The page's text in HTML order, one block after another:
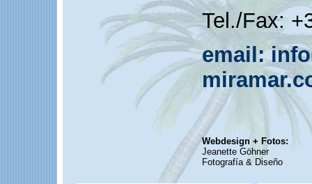
Tel./Fax:
email:
Webdesign + Fotos:
Jeanette Göhner
Fotografía & Diseño